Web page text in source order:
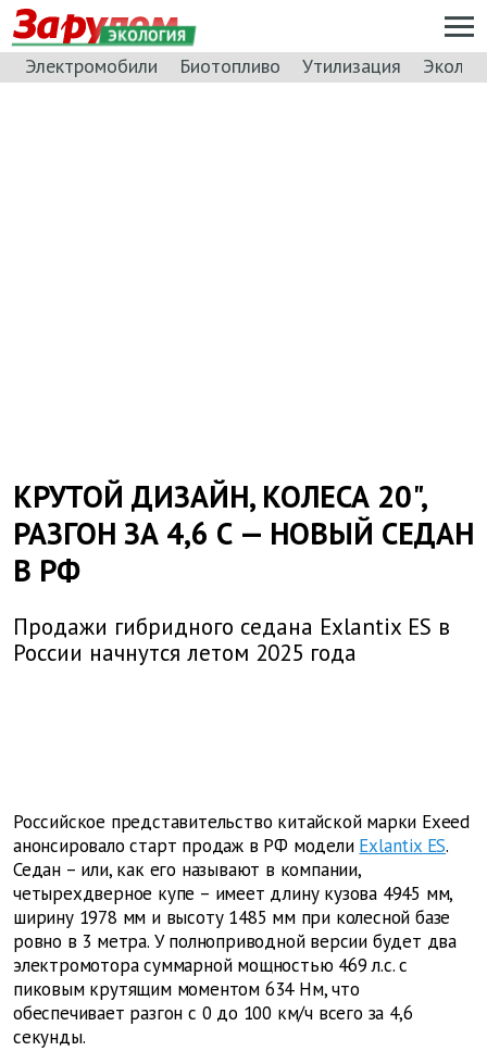
ЭКОЛОГИЯ
Электромобили Биотопливо Утилизация
КРУТОЙ ДИЗАЙН, КОЛЕСА 20",
РАЗГОН ЗА 4,6 С — НОВЫЙ СЕДАН
В РФ
Продажи гибридного седана Exlantix ES в
России начнутся летом 2025 года
Российское представительство китайской марки Exeed
анонсировало старт продаж в РФ модели Exlantix ES.
Седан – или, как его называют в компании,
четырехдверное купе – имеет длину кузова 4945 мм,
ширину 1978 мм и высоту 1485 мм при колесной базе
ровно в 3 метра. У полноприводной версии будет два
электромотора суммарной мощностью 469 л.с. с
пиковым крутящим моментом 634 Нм, что
обеспечивает разгон с 0 до 100 км/ч всего за 4,6
секунды.